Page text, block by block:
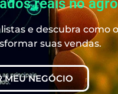
e descubra como o
suas vendas.
MEU NEGÓCIO